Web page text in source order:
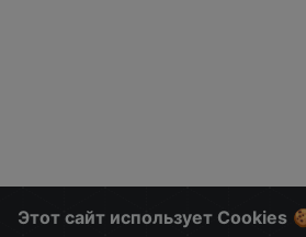
Этот сайт использует Cookies